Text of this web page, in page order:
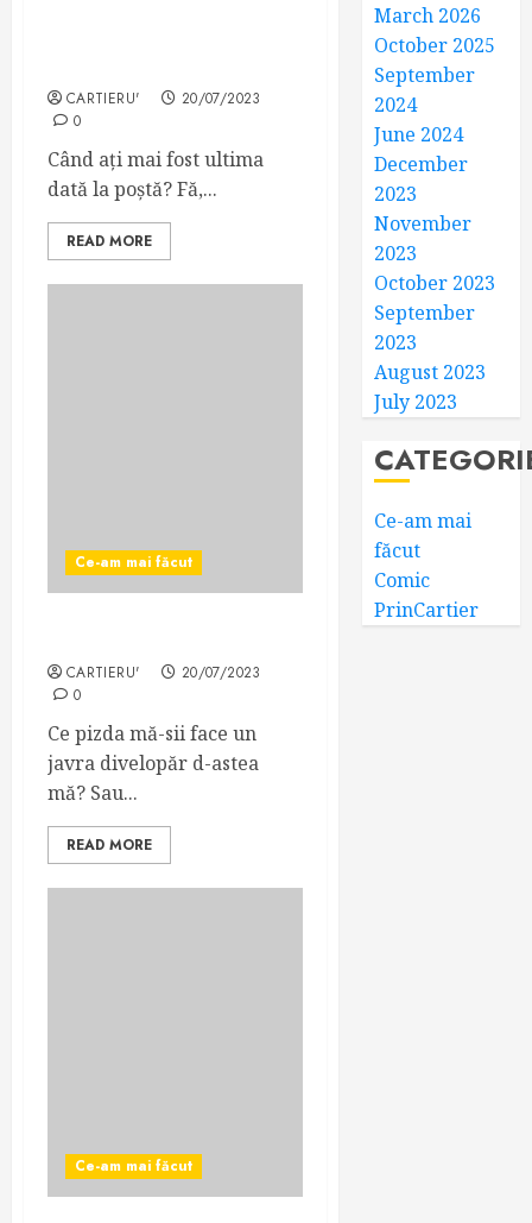
CARTIERU'
20/07/2023
0
Când ați mai fost ultima
dată la poștă? Fă,...
READ MORE
Ce-am mai făcut
CARTIERU'
20/07/2023
0
Ce pizda mă-sii face un
javra divelopăr d-astea
mă? Sau...
READ MORE
Ce-am mai făcut
March 2026
October 2025
September
2024
June 2024
December
2023
November
2023
October 2023
September
2023
August 2023
July 2023
Ce-am mai
făcut
Comic
PrinCartier